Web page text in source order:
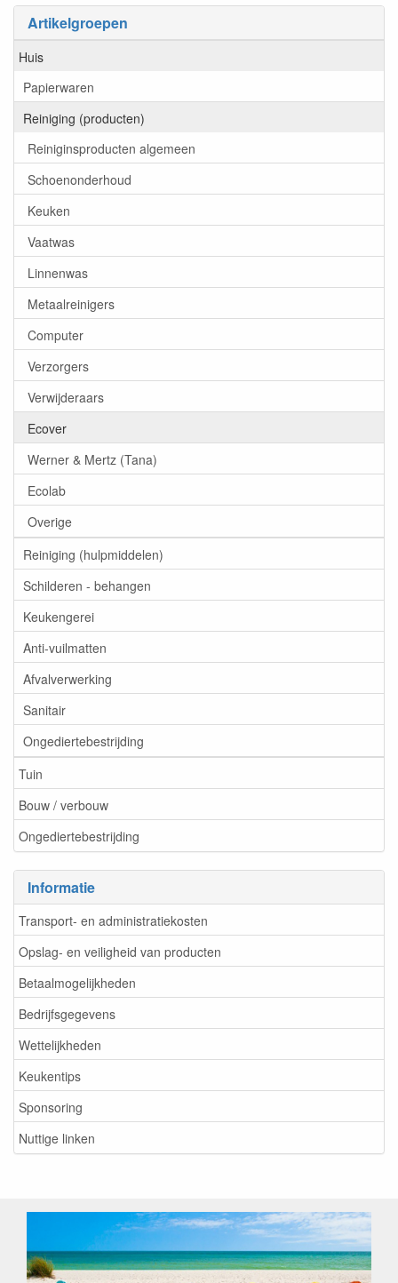
Artikelgroepen
Huis
Papierwaren
Reiniging (producten)
Reiniginsproducten algemeen
Schoenonderhoud
Keuken
Vaatwas
Linnenwas
Metaalreinigers
Computer
Verzorgers
Verwijderaars
Ecover
Werner & Mertz (Tana)
Ecolab
Overige
Reiniging (hulpmiddelen)
Schilderen - behangen
Keukengerei
Anti-vuilmatten
Afvalverwerking
Sanitair
Ongediertebestrijding
Tuin
Bouw / verbouw
Ongediertebestrijding
Informatie
Transport- en administratiekosten
Opslag- en veiligheid van producten
Betaalmogelijkheden
Bedrijfsgegevens
Wettelijkheden
Keukentips
Sponsoring
Nuttige linken